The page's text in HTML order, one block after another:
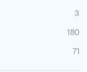
3
180
71